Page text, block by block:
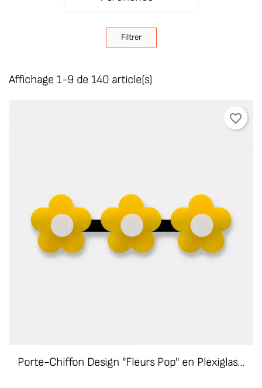
Filtrer
Affichage 1-9 de 140 article(s)
Porte-Chiffon Design "Fleurs Pop" en Plexiglas...
favorite_border